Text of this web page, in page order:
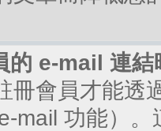
的 e-mail 連
冊會員才能透
mail 功能）